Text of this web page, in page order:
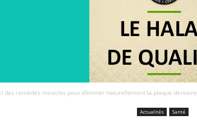
des remèdes miracles pour éliminer naturellement la plaque dentaire
Actualités Santé